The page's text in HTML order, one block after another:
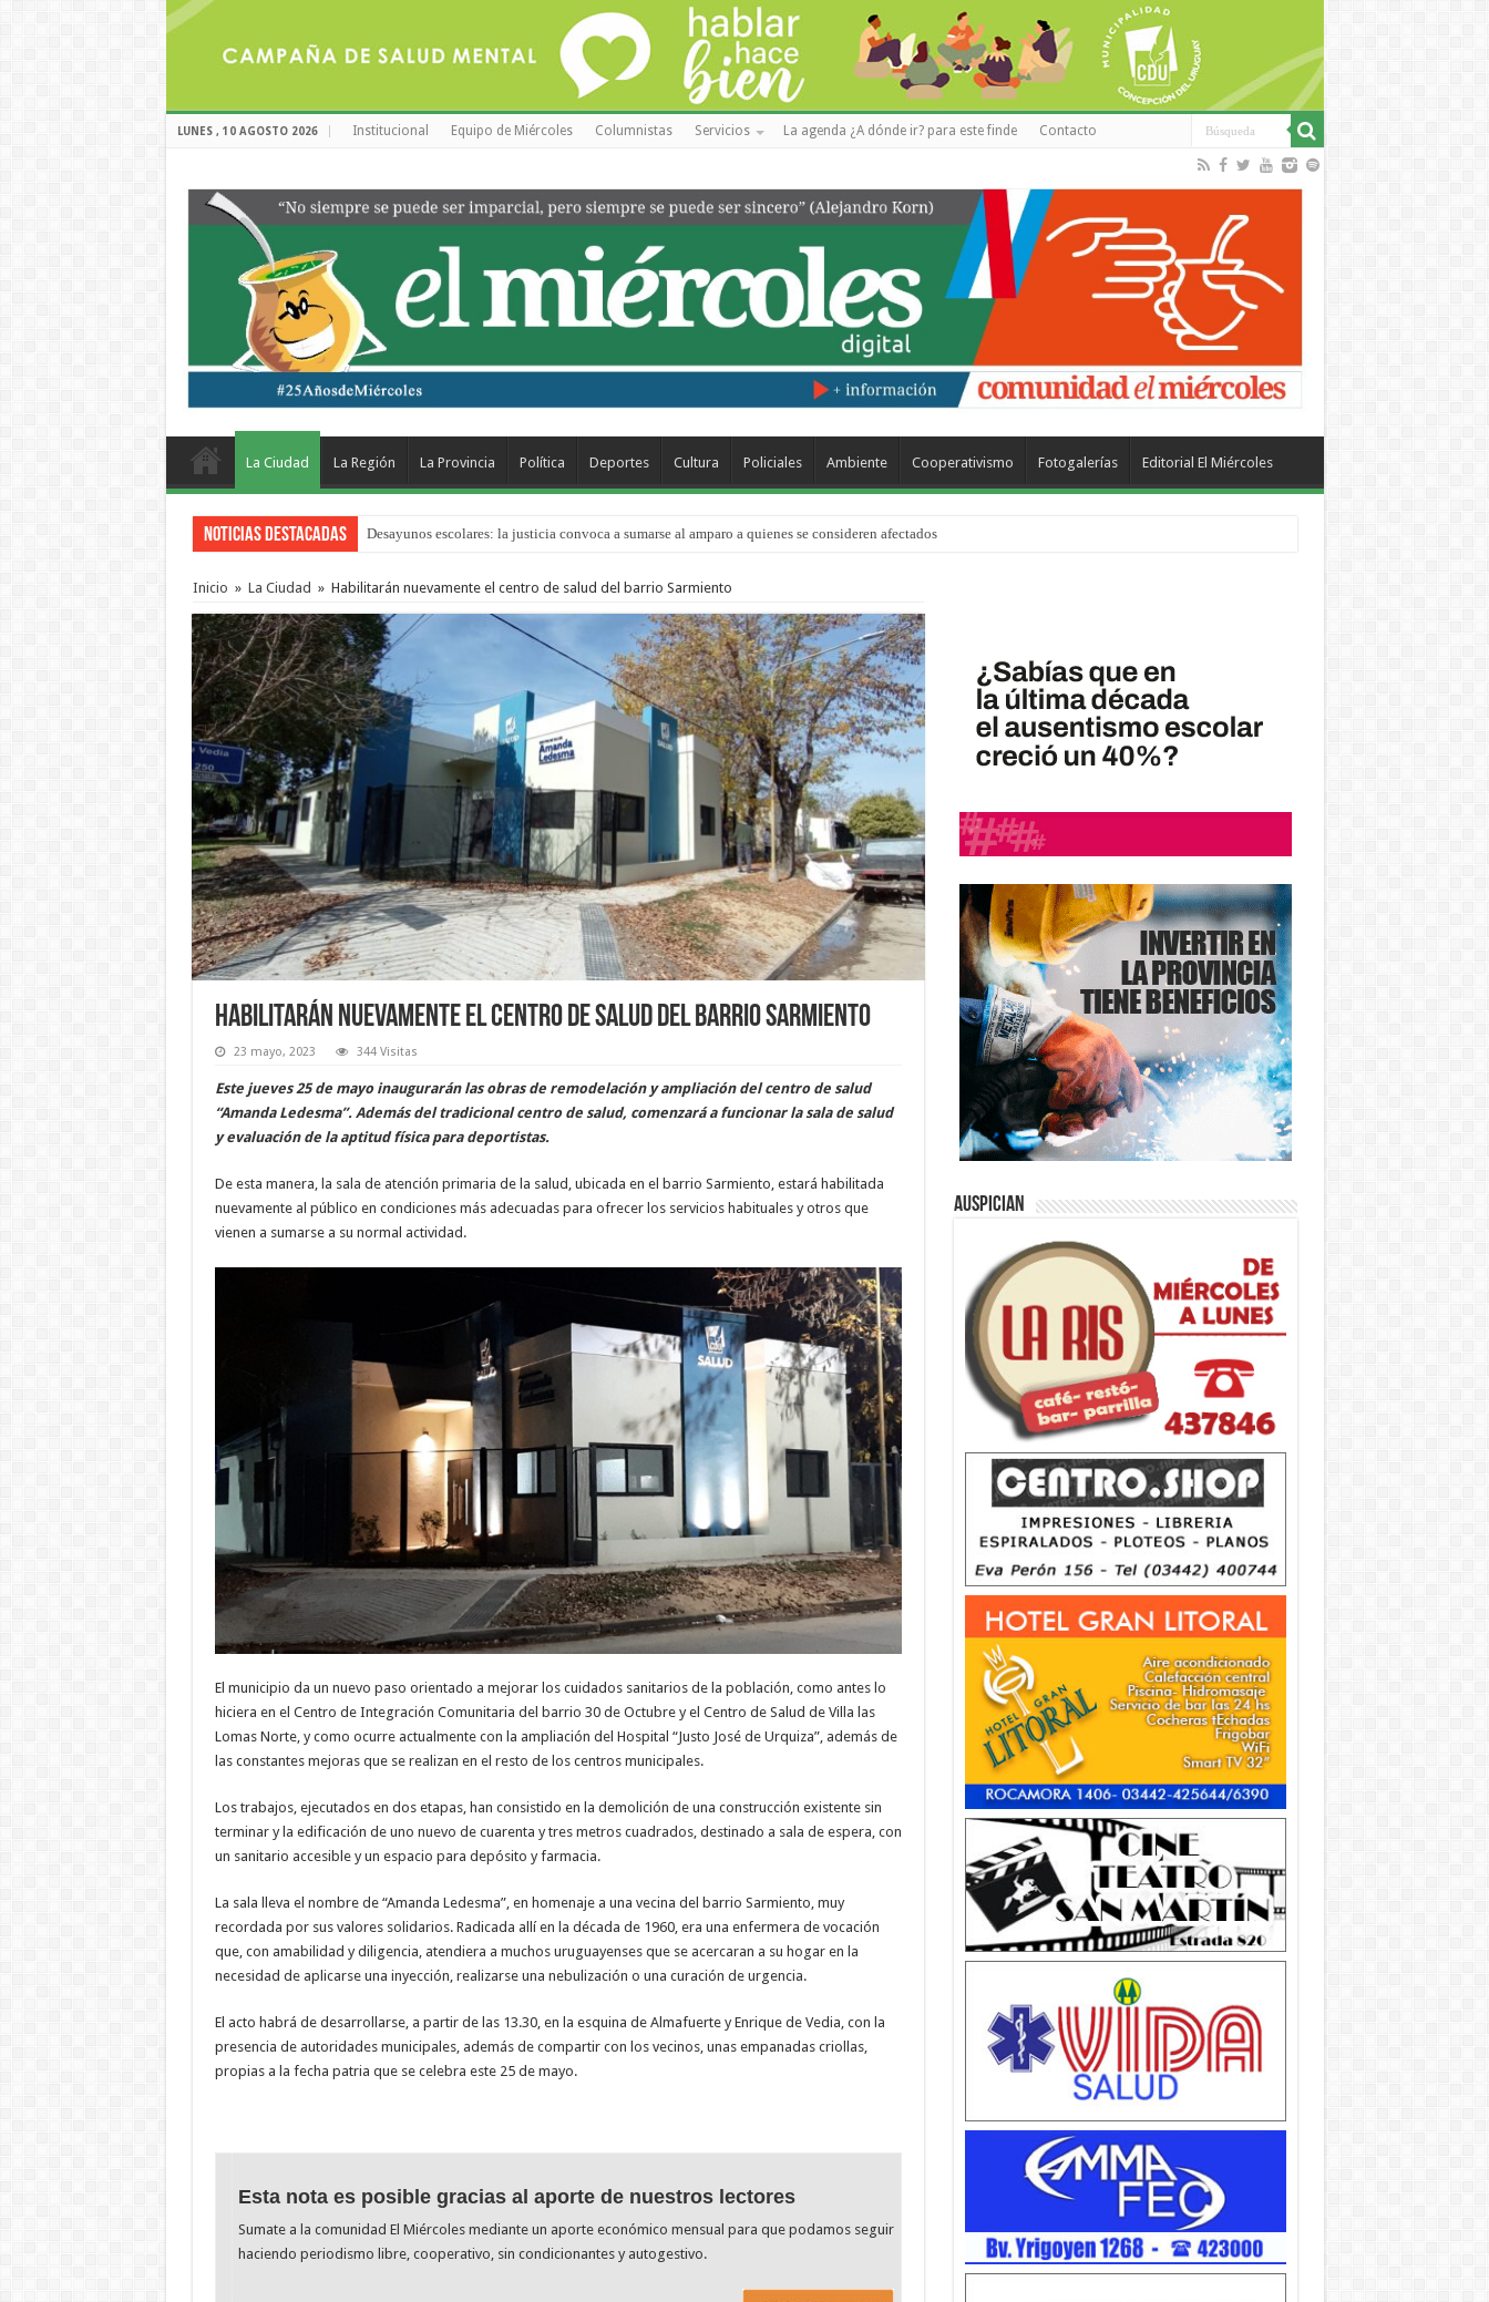
LUNES , 10 AGOSTO 2026 Institucional Equipo de Miércoles Columnistas Servicios La agenda ¿A dónde ir? para este finde Contacto
La Ciudad La Región La Provincia Política Deportes Cultura Policiales Ambiente Cooperativismo Fotogalerías Editorial El Miércoles
Noticias Destacadas Desayunos escolares: la justicia convoca a sumarse al amparo a quienes se consideren afectados
“La Feria en tu Barrio” para agostocon sus días y horarios
Inicio » La Ciudad » Habilitarán nuevamente el centro de salud del barrio Sarmiento
Habilitarán nuevamente el centro de salud del barrio Sarmiento
23 mayo, 2023 344 Visitas
Este jueves 25 de mayo inaugurarán las obras de remodelación y ampliación del centro de salud
“Amanda Ledesma”. Además del tradicional centro de salud, comenzará a funcionar la sala de salud
y evaluación de la aptitud física para deportistas.
De esta manera, la sala de atención primaria de la salud, ubicada en el barrio Sarmiento, estará habilitada
nuevamente al público en condiciones más adecuadas para ofrecer los servicios habituales y otros que
vienen a sumarse a su normal actividad.
El municipio da un nuevo paso orientado a mejorar los cuidados sanitarios de la población, como antes lo
hiciera en el Centro de Integración Comunitaria del barrio 30 de Octubre y el Centro de Salud de Villa las
Lomas Norte, y como ocurre actualmente con la ampliación del Hospital “Justo José de Urquiza”, además de
las constantes mejoras que se realizan en el resto de los centros municipales.
Los trabajos, ejecutados en dos etapas, han consistido en la demolición de una construcción existente sin
terminar y la edificación de uno nuevo de cuarenta y tres metros cuadrados, destinado a sala de espera, con
un sanitario accesible y un espacio para depósito y farmacia.
La sala lleva el nombre de “Amanda Ledesma”, en homenaje a una vecina del barrio Sarmiento, muy
recordada por sus valores solidarios. Radicada allí en la década de 1960, era una enfermera de vocación
que, con amabilidad y diligencia, atendiera a muchos uruguayenses que se acercaran a su hogar en la
necesidad de aplicarse una inyección, realizarse una nebulización o una curación de urgencia.
El acto habrá de desarrollarse, a partir de las 13.30, en la esquina de Almafuerte y Enrique de Vedia, con la
presencia de autoridades municipales, además de compartir con los vecinos, unas empanadas criollas,
propias a la fecha patria que se celebra este 25 de mayo.
Esta nota es posible gracias al aporte de nuestros lectores
Sumate a la comunidad El Miércoles mediante un aporte económico mensual para que podamos seguir
haciendo periodismo libre, cooperativo, sin condicionantes y autogestivo.
Auspician